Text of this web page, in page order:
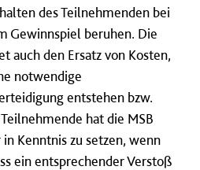
des Teilnehmenden bei
Gewinnspiel beruhen. Die
auch den Ersatz von Kosten,
notwendige
entstehen bzw.
hat die MSB
Kenntnis zu setzen, wenn
ein entsprechender Verstoß